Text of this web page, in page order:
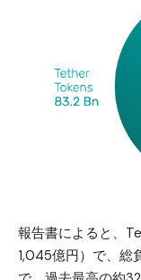
報告書によると、
1,045億円）で、総